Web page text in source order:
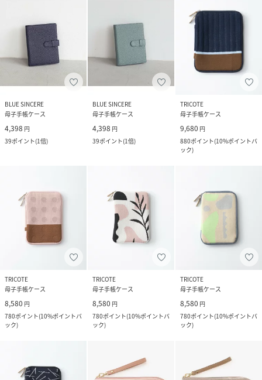
BLUE SINCERE
母子手帳ケース
4,398 円
39ポイント(1倍)
BLUE SINCERE
母子手帳ケース
4,398 円
39ポイント(1倍)
TRICOTE
母子手帳ケース
9,680 円
880ポイント(10%ポイントバ
ック)
TRICOTE
母子手帳ケース
8,580 円
780ポイント(10%ポイントバ
ック)
TRICOTE
母子手帳ケース
8,580 円
780ポイント(10%ポイントバ
ック)
TRICOTE
母子手帳ケース
8,580 円
780ポイント(10%ポイントバ
ック)